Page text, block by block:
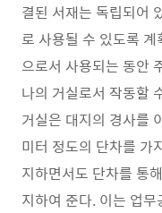
결된 서재는 독립되어
로 사용될 수 있도록
으로서 사용되는 동안
나의 거실로서 작동할
거실은 대지의 경사를
미터 정도의 단차를 가
지하면서도 단차를 통
지하여 준다. 이는 업